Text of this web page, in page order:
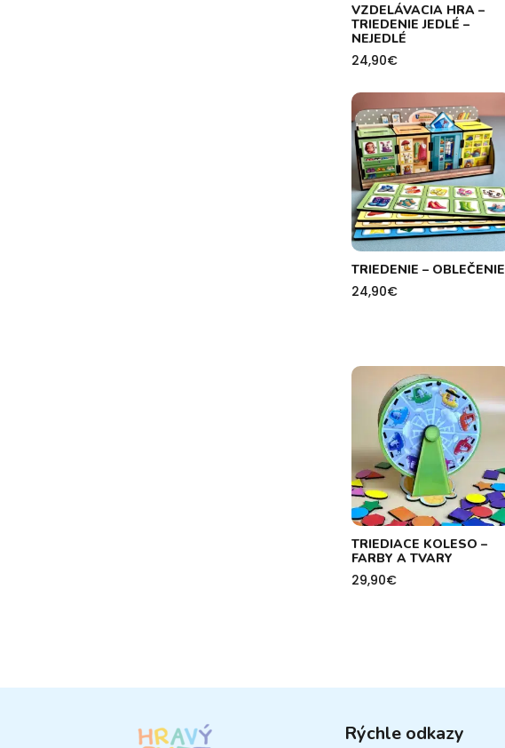
VZDELÁVACIA HRA –
TRIEDENIE JEDLÉ –
NEJEDLÉ
24,90€
TRIEDENIE – OBLEČENIE
24,90€
TRIEDIACE KOLESO –
FARBY A TVARY
29,90€
Rýchle odkazy